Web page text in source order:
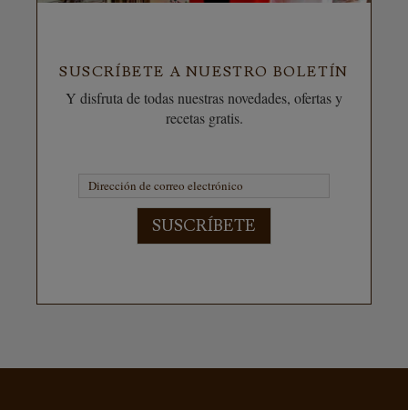
SUSCRÍBETE A NUESTRO BOLETÍN
Y disfruta de todas nuestras novedades, ofertas y
recetas gratis.
SUSCRÍBETE